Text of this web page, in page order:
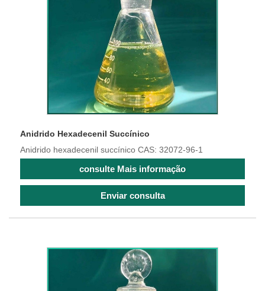
Anidrido Hexadecenil Succínico
Anidrido hexadecenil succínico CAS: 32072-96-1
consulte Mais informação
Enviar consulta